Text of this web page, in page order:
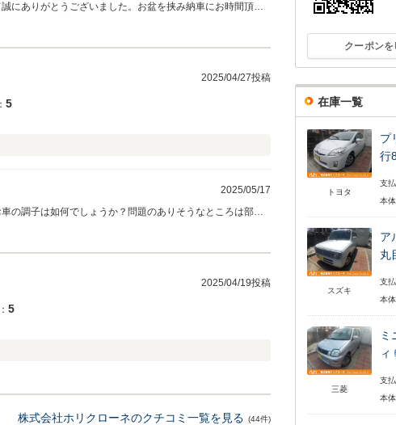
にありがとうございました。お盆を挟み納車にお時間頂き
2025/04/27投稿
5
2025/05/17
の調子は如何でしょうか？問題のありそうなところは部品
2025/04/19投稿
5
株式会社ホリクローネのクチコミ一覧を見る (44件)
クーポンを
在庫一覧
トヨタ
プ
行
支
本
スズキ
ア
丸
支
本
三菱
ミ
支
本